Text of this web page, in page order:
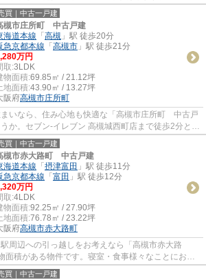
ルコニーがあります。...
買｜中古一戸建
槻市庄所町 中古戸建
海道本線 「 高槻 」駅 徒歩20分
急京都本線 「 高槻市 」駅 徒歩21分
万円
取:3LDK
物面積:69.85㎡ / 21.12坪
地面積:43.90㎡ / 13.27坪
阪府高槻市庄所町
いなら、住み心地も快適な「高槻市庄所町 中古戸
か。セブン-イレブン 高槻城西町店まで徒歩2分と近
もポイント。お住ま...
買｜中古一戸建
槻市赤大路町 中古戸建
海道本線 「 摂津富田 」駅 徒歩11分
急京都本線 「 富田 」駅 徒歩12分
万円
取:4LDK
物面積:92.25㎡ / 27.90坪
地面積:76.78㎡ / 23.22坪
阪府高槻市赤大路町
周辺への引っ越しをお考えなら「高槻市赤大路
面積がある物件です。寝室・食事様々なことにお使
ざいます。近くにスーパー...
買｜中古一戸建